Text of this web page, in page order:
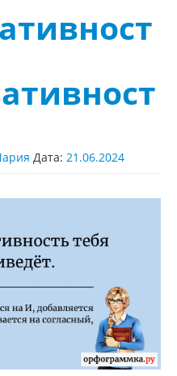
Дата: 21.06.2024